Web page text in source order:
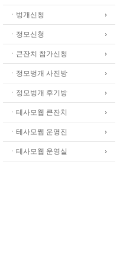
ㆍ벙개신청
ㆍ정모신청
ㆍ큰잔치 참가신청
ㆍ정모벙개 사진방
ㆍ정모벙개 후기방
ㆍ테사모웹 큰잔치
ㆍ테사모웹 운영진
ㆍ테사모웹 운영실